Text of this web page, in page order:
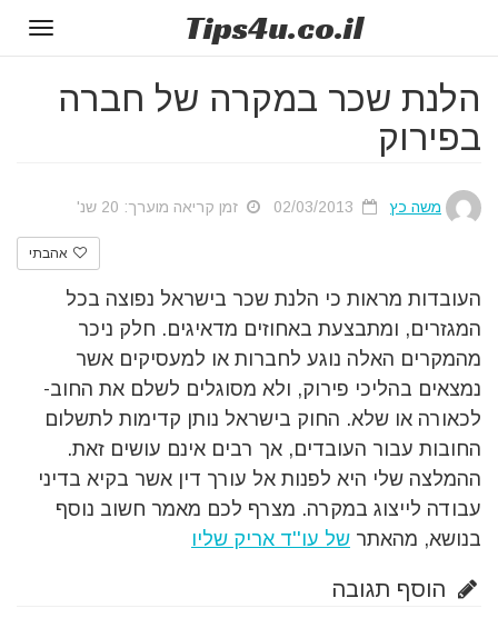
Tips4u.co.il
הלנת שכר במקרה של חברה
בפירוק
משה כץ זמן קריאה מוערך: 20 שנ'
אהבתי
העובדות מראות כי הלנת שכר בישראל נפוצה בכל
המגזרים, ומתבצעת באחוזים מדאיגים. חלק ניכר
מהמקרים האלה נוגע לחברות או למעסיקים אשר
נמצאים בהליכי פירוק, ולא מסוגלים לשלם את החוב-
לכאורה או שלא. החוק בישראל נותן קדימות לתשלום
החובות עבור העובדים, אך רבים אינם עושים זאת.
ההמלצה שלי היא לפנות אל עורך דין אשר בקיא בדיני
עבודה לייצוג במקרה. מצרף לכם מאמר חשוב נוסף
בנושא, מהאתר של עו''ד אריק שליו
הוסף תגובה